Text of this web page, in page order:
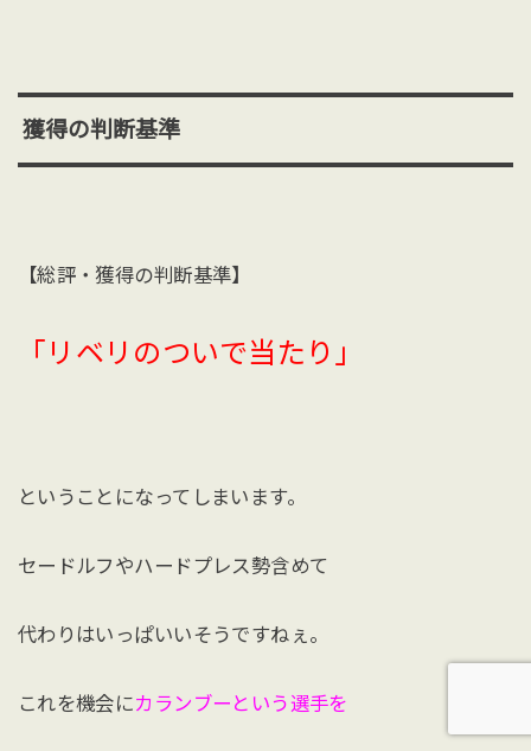
獲得の判断基準
【総評・獲得の判断基準】
「リベリのついで当たり」
ということになってしまいます。
セードルフやハードプレス勢含めて
代わりはいっぱいいそうですねぇ。
これを機会にカランブーという選手を